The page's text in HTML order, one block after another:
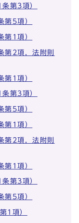
第3項）
5項）
1項）
2項，法附則
1項）
第3項）
5項）
1項）
2項，法附則
1項）
第3項）
5項）
1項）